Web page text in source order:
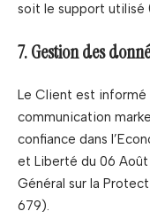
soit le support
7. Gestion des
Le Client est informé
communication
confiance dans
et Liberté du 06
Général sur la
679).